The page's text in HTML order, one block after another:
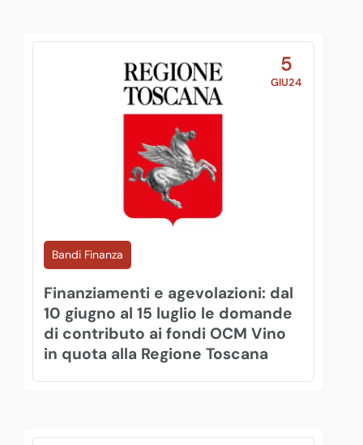
5
GIU24
Bandi Finanza
Finanziamenti e agevolazioni: dal
10 giugno al 15 luglio le domande
di contributo ai fondi OCM Vino
in quota alla Regione Toscana